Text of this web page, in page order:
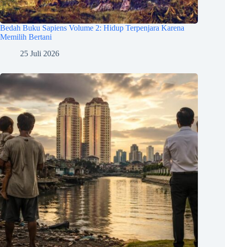
Bedah Buku Sapiens Volume 2: Hidup Terpenjara Karena
Memilih Bertani
25 Juli 2026